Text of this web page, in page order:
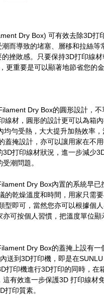
Dry Box) 可有效去除3D打
而導致的堵塞、層移和拉絲等
挫敗感。只要保持3D打印線
更重要是可以顯著地節省您的
Dry Box的圓形設計，
線材，圓形的設計更可以為箱
均勻受熱，大大提升加熱效率
蓋掩設計，亦可以讓用家在不
打印線材狀況，進一步減少
潮問題。
Dry Box內置的系統早已
的乾燥溫度和時間，用家只需
型即可，當然您亦可以根據個
可按個人習慣，把溫度單位顯
Dry Box的蓋掩上設有一
送到3D打印機，即是在
打印機進行3D打印的同時，在
有效進一步保護3D 打印線材
打印質素。